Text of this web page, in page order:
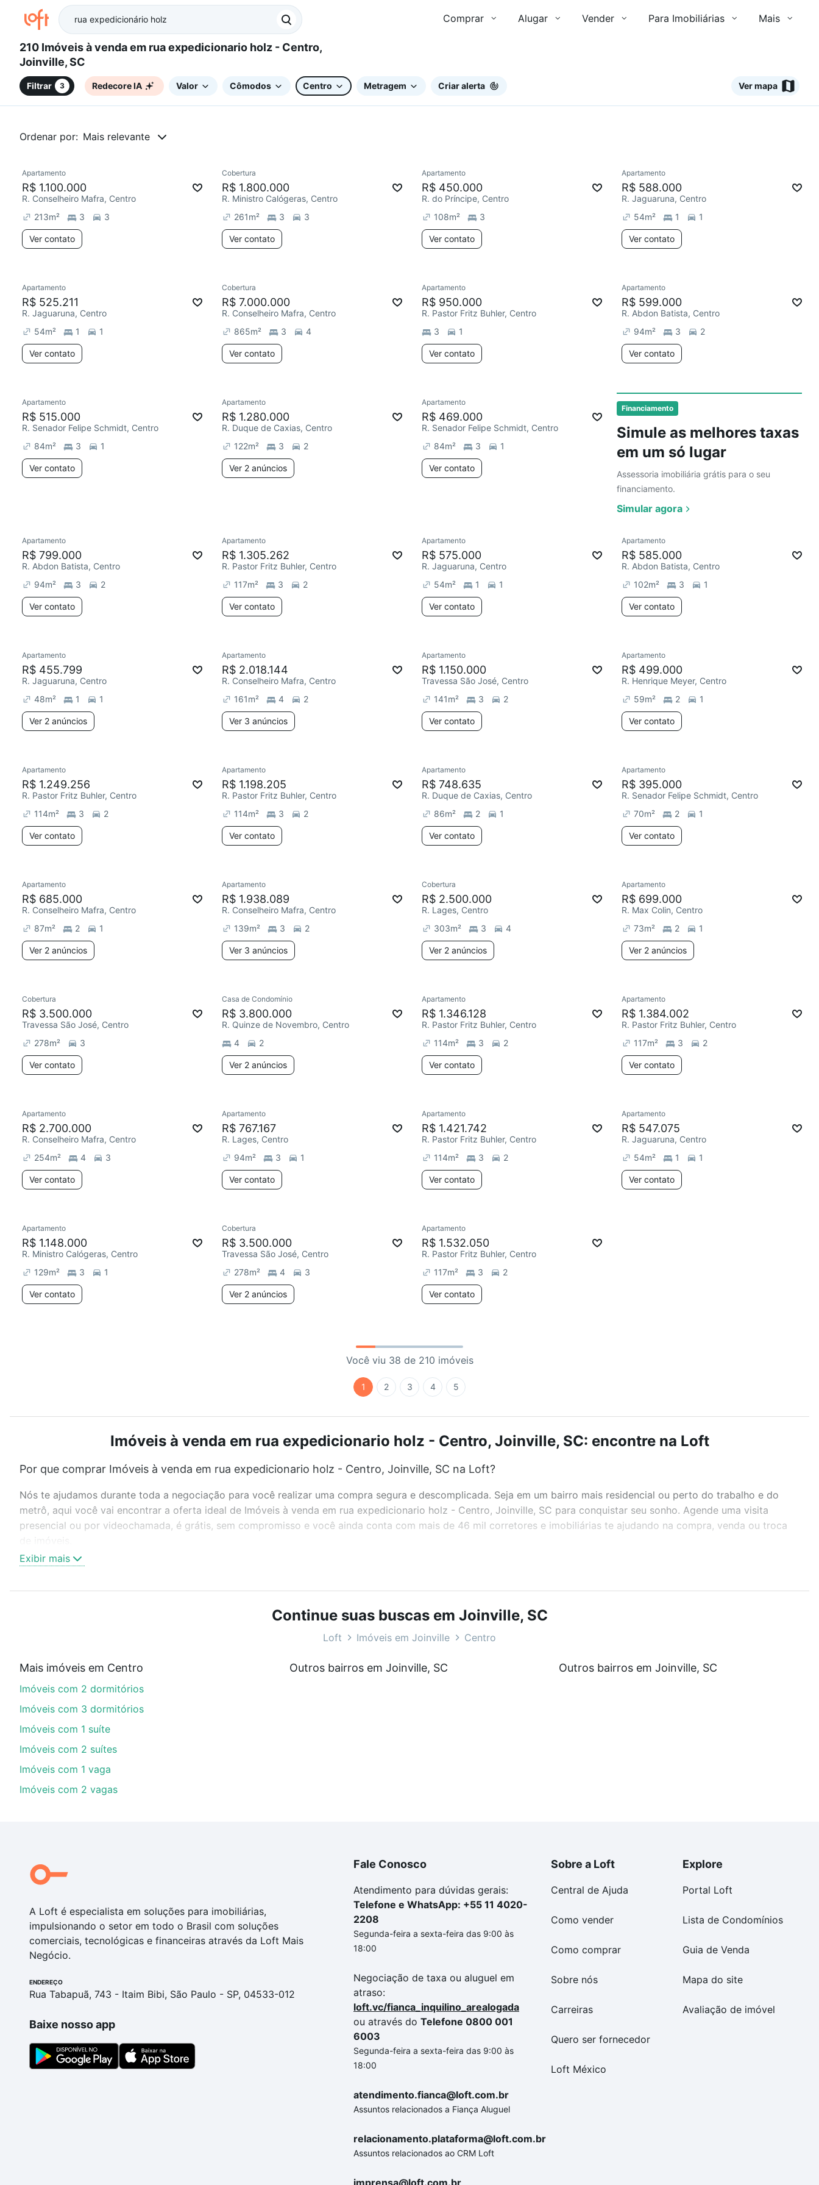
Comprar Alugar Vender Para Imobiliárias Mais
210 Imóveis à venda em rua expedicionario holz - Centro,
Joinville, SC
Filtrar 3 Redecore IA Valor Cômodos Centro Metragem Criar alerta Ver mapa
Ordenar por: Mais relevante
Financiamento
Simule as melhores taxas
em um só lugar
Assessoria imobiliária grátis para o seu
financiamento.
Simular agora
Apartamento
R$ 1.100.000
R. Conselheiro Mafra, Centro
213m² 3 3
Ver contato
Redecorar
Cobertura
R$ 1.800.000
R. Ministro Calógeras, Centro
261m² 3 3
Ver contato
Apartamento
R$ 450.000
R. do Príncipe, Centro
108m² 3
Ver contato
Redecorar
Apartamento
R$ 588.000
R. Jaguaruna, Centro
54m² 1 1
Ver contato
Redecorar
Apartamento
R$ 525.211
R. Jaguaruna, Centro
54m² 1 1
Ver contato
Redecorar
Cobertura
R$ 7.000.000
R. Conselheiro Mafra, Centro
865m² 3 4
Ver contato
Redecorar
Apartamento
R$ 950.000
R. Pastor Fritz Buhler, Centro
3
1
Ver contato
Apartamento
R$ 599.000
R. Abdon Batista, Centro
94m² 3 2
Ver contato
Chegou este mês
Ver
Apartamento
R$ 515.000
R. Senador Felipe Schmidt, Centro
84m² 3 1
Ver contato
Redecorar
Apartamento
R$ 1.280.000
R. Duque de Caxias, Centro
122m² 3 2
Ver 2 anúncios
Apartamento
R$ 469.000
R. Senador Felipe Schmidt, Centro
84m² 3 1
Ver contato
Redecorar
Apartamento
R$ 799.000
R. Abdon Batista, Centro
94m² 3 2
Ver contato
Apartamento
R$ 1.305.262
R. Pastor Fritz Buhler, Centro
117m² 3 2
Ver contato
Apartamento
R$ 575.000
R. Jaguaruna, Centro
54m² 1 1
Ver contato
Apartamento
R$ 585.000
R. Abdon Batista, Centro
102m² 3 1
Ver contato
Apartamento
R$ 455.799
R. Jaguaruna, Centro
48m² 1 1
Ver 2 anúncios
Apartamento
R$ 2.018.144
R. Conselheiro Mafra, Centro
161m² 4 2
Ver 3 anúncios
Apartamento
R$ 1.150.000
Travessa São José, Centro
141m² 3 2
Ver contato
Apartamento
R$ 499.000
R. Henrique Meyer, Centro
59m² 2 1
Ver contato
Apartamento
R$ 1.249.256
R. Pastor Fritz Buhler, Centro
114m² 3 2
Ver contato
Apartamento
R$ 1.198.205
R. Pastor Fritz Buhler, Centro
114m² 3 2
Ver contato
Apartamento
R$ 748.635
R. Duque de Caxias, Centro
86m² 2 1
Ver contato
Apartamento
R$ 395.000
R. Senador Felipe Schmidt, Centro
70m² 2 1
Ver contato
Apartamento
R$ 685.000
R. Conselheiro Mafra, Centro
87m² 2 1
Ver 2 anúncios
Apartamento
R$ 1.938.089
R. Conselheiro Mafra, Centro
139m² 3 2
Ver 3 anúncios
Cobertura
R$ 2.500.000
R. Lages, Centro
303m² 3 4
Ver 2 anúncios
Apartamento
R$ 699.000
R. Max Colin, Centro
73m² 2 1
Ver 2 anúncios
Cobertura
R$ 3.500.000
Travessa São José, Centro
278m² 3
Ver contato
Casa de Condomínio
R$ 3.800.000
R. Quinze de Novembro, Centro
4
2
Ver 2 anúncios
Apartamento
R$ 1.346.128
R. Pastor Fritz Buhler, Centro
114m² 3 2
Ver contato
Apartamento
R$ 1.384.002
R. Pastor Fritz Buhler, Centro
117m² 3 2
Ver contato
Apartamento
R$ 2.700.000
R. Conselheiro Mafra, Centro
254m² 4 3
Ver contato
Apartamento
R$ 767.167
R. Lages, Centro
94m² 3 1
Ver contato
Apartamento
R$ 1.421.742
R. Pastor Fritz Buhler, Centro
114m² 3 2
Ver contato
Apartamento
R$ 547.075
R. Jaguaruna, Centro
54m² 1 1
Ver contato
Apartamento
R$ 1.148.000
R. Ministro Calógeras, Centro
129m² 3 1
Ver contato
Cobertura
R$ 3.500.000
Travessa São José, Centro
278m² 4 3
Ver 2 anúncios
Apartamento
R$ 1.532.050
R. Pastor Fritz Buhler, Centro
117m² 3 2
Ver contato
Você viu 38 de 210 imóveis
1 2 3 4 5
Imóveis à venda em rua expedicionario holz - Centro, Joinville, SC: encontre na Loft
Por que comprar Imóveis à venda em rua expedicionario holz - Centro, Joinville, SC na Loft?
Nós te ajudamos durante toda a negociação para você realizar uma compra segura e descomplicada. Seja em um bairro mais residencial ou perto do trabalho e do
metrô, aqui você vai encontrar a oferta ideal de Imóveis à venda em rua expedicionario holz - Centro, Joinville, SC para conquistar seu sonho. Agende uma visita
presencial ou por videochamada, é grátis, sem compromisso e você ainda conta com mais de 46 mil corretores e imobiliárias te ajudando na compra, venda ou troca
Como escolher um imóvel?
Use barra de busca no topo para pesquisar por ruas, bairros e até condomínios favoritos. Você também pode usar os filtros como quantidade de quartos, suítes, com
ou sem vaga de garagem para combinar perfeitamente com o preço, metragem e comodidades, como piscina, academia, salão de festas ou área verde e encontrar
Imóveis à venda em rua expedicionario holz - Centro, Joinville, SC ideal para você na Loft.
Aqui na Loft temos a oferta ideal para você, com Imóveis à venda em rua expedicionario holz - Centro, Joinville, SC que custam a partir de R$ 0 e com nossas opções
de financiamento imobiliário as parcelas podem se adequar ao seu orçamento. Se ainda tem alguma dúvida dos custos envolvidos no processo de compra, veja em
nosso portal quanto custa comprar um apartamento
Exibir mais
Continue suas buscas em Joinville, SC
Loft Imóveis em Joinville Centro
Mais imóveis em Centro
Imóveis com 2 dormitórios
Imóveis com 3 dormitórios
Imóveis com 1 suíte
Imóveis com 2 suítes
Imóveis com 1 vaga
Imóveis com 2 vagas
Outros bairros em Joinville, SC Outros bairros em Joinville, SC
A Loft é especialista em soluções para imobiliárias,
impulsionando o setor em todo o Brasil com soluções
comerciais, tecnológicas e financeiras através da Loft Mais
Negócio.
ENDEREÇO
Rua Tabapuã, 743 - Itaim Bibi, São Paulo - SP, 04533-012
Baixe nosso app
Fale Conosco
Atendimento para dúvidas gerais:
Telefone e WhatsApp: +55 11 4020-
2208
Segunda-feira a sexta-feira das 9:00 às
18:00
Negociação de taxa ou aluguel em
atraso:
loft.vc/fianca_inquilino_arealogada
ou através do Telefone 0800 001
6003
Segunda-feira a sexta-feira das 9:00 às
18:00
atendimento.fianca@loft.com.br
Assuntos relacionados a Fiança Aluguel
relacionamento.plataforma@loft.com.br
Assuntos relacionados ao CRM Loft
imprensa@loft.com.br
Sobre a Loft
Central de Ajuda
Como vender
Como comprar
Sobre nós
Carreiras
Quero ser fornecedor
Loft México
Explore
Portal Loft
Lista de Condomínios
Guia de Venda
Mapa do site
Avaliação de imóvel